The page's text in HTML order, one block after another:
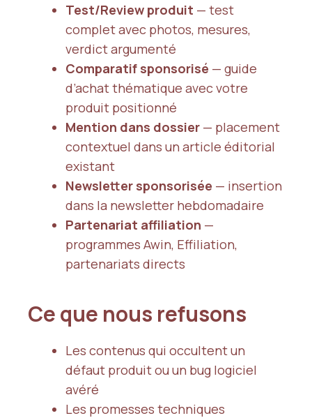
Test/Review produit — test
complet avec photos, mesures,
verdict argumenté
Comparatif sponsorisé — guide
d’achat thématique avec votre
produit positionné
Mention dans dossier — placement
contextuel dans un article éditorial
existant
Newsletter sponsorisée — insertion
dans la newsletter hebdomadaire
Partenariat affiliation —
programmes Awin, Effiliation,
partenariats directs
Ce que nous refusons
Les contenus qui occultent un
défaut produit ou un bug logiciel
avéré
Les promesses techniques